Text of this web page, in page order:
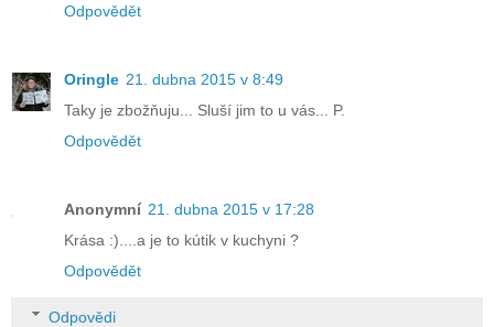
Odpovědět
Oringle 21. dubna 2015 v 8:49
Taky je zbožňuju... Sluší jim to u vás... P.
Odpovědět
Anonymní 21. dubna 2015 v 17:28
Krása :)....a je to kútik v kuchyni ?
Odpovědět
Odpovědi